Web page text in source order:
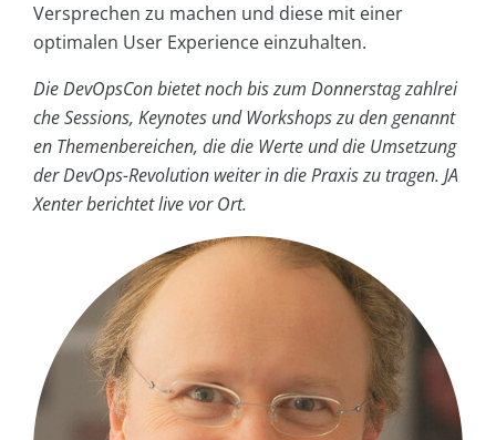
Versprechen zu machen und diese mit einer
optimalen User Experience einzuhalten.
Die DevOpsCon bietet noch bis zum Donnerstag zahlrei
che Sessions, Keynotes und Workshops zu den genannt
en Themenbereichen, die die Werte und die Umsetzung
der DevOps-Revolution weiter in die Praxis zu tragen. JA
Xenter berichtet live vor Ort.